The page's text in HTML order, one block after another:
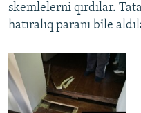
skemlelerni qırdılar.
hatıralıq paranı bile